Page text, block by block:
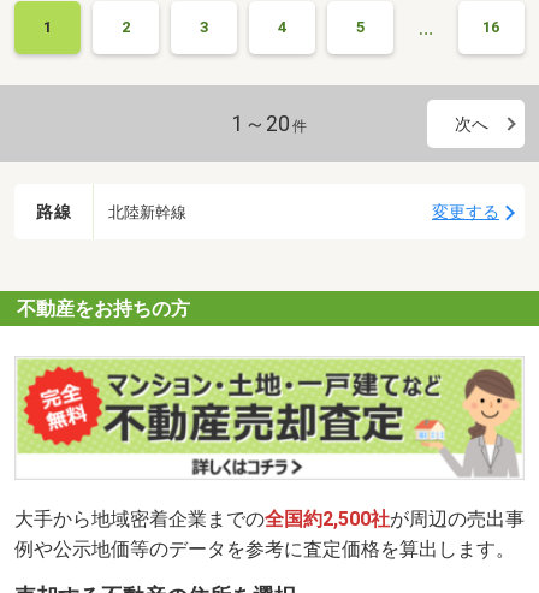
1 2 3 4 5 … 16
1～20 件 次へ
路線 北陸新幹線 変更する
不動産をお持ちの方
大手から地域密着企業までの全国約2,500社が周辺の売出事
例や公示地価等のデータを参考に査定価格を算出します。